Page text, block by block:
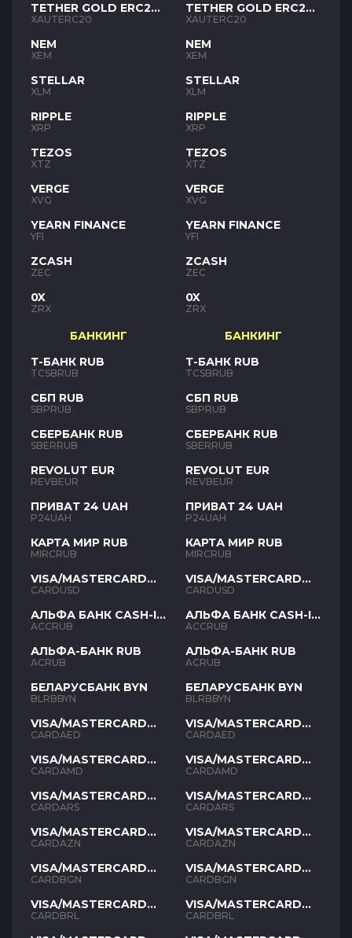
TETHER GOLD ERC20
XAUT
XAUTERC20
NEM
XEM
STELLAR
XLM
RIPPLE
XRP
TEZOS
XTZ
VERGE
XVG
YEARN FINANCE
YFI
ZCASH
ZEC
0X
ZRX
БАНКИНГ
Т-БАНК RUB
TCSBRUB
СБП RUB
SBPRUB
СБЕРБАНК RUB
SBERRUB
REVOLUT EUR
REVBEUR
ПРИВАТ 24 UAH
P24UAH
КАРТА МИР RUB
MIRCRUB
VISA/MASTERCARD
USD
CARDUSD
АЛЬФА БАНК CASH-IN
RUB
ACCRUB
АЛЬФА-БАНК RUB
ACRUB
БЕЛАРУСБАНК BYN
BLRBBYN
VISA/MASTERCARD
AED
CARDAED
VISA/MASTERCARD
AMD
CARDAMD
VISA/MASTERCARD
ARS
CARDARS
VISA/MASTERCARD
AZN
CARDAZN
VISA/MASTERCARD
BGN
CARDBGN
VISA/MASTERCARD
BRL
CARDBRL
TETHER GOLD ERC20
XAUT
XAUTERC20
NEM
XEM
STELLAR
XLM
RIPPLE
XRP
TEZOS
XTZ
VERGE
XVG
YEARN FINANCE
YFI
ZCASH
ZEC
0X
ZRX
БАНКИНГ
Т-БАНК RUB
TCSBRUB
СБП RUB
SBPRUB
СБЕРБАНК RUB
SBERRUB
REVOLUT EUR
REVBEUR
ПРИВАТ 24 UAH
P24UAH
КАРТА МИР RUB
MIRCRUB
VISA/MASTERCARD
USD
CARDUSD
АЛЬФА БАНК CASH-IN
RUB
ACCRUB
АЛЬФА-БАНК RUB
ACRUB
БЕЛАРУСБАНК BYN
BLRBBYN
VISA/MASTERCARD
AED
CARDAED
VISA/MASTERCARD
AMD
CARDAMD
VISA/MASTERCARD
ARS
CARDARS
VISA/MASTERCARD
AZN
CARDAZN
VISA/MASTERCARD
BGN
CARDBGN
VISA/MASTERCARD
BRL
CARDBRL